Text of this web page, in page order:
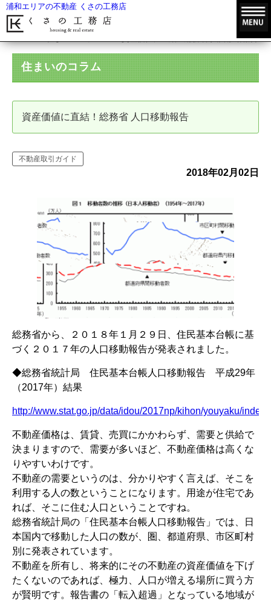
浦和エリアの不動産 くさの工務店
資産価値に直結！総務省 人口移動報告
住まいのコラム
資産価値に直結！総務省 人口移動報告
不動産取引ガイド
2018年02月02日
総務省から、２０１８年１月２９日、住民基本台帳に基
づく２０１７年の人口移動報告が発表されました。
◆総務省統計局 住民基本台帳人口移動報告 平成29年
（2017年）結果
http://www.stat.go.jp/data/idou/2017np/kihon/youyaku/
不動産価格は、賃貸、売買にかかわらず、需要と供給で
決まりますので、需要が多いほど、不動産価格は高くな
りやすいわけです。
不動産の需要というのは、分かりやすく言えば、そこを
利用する人の数ということになります。用途が住宅であ
れば、そこに住む人口ということですね。
総務省統計局の「住民基本台帳人口移動報告」では、日
本国内で移動した人口の数が、圏、都道府県、市区町村
別に発表されています。
不動産を所有し、将来的にその不動産の資産価値を下げ
たくないのであれば、極力、人口が増える場所に買う方
が賢明です。報告書の「転入超過」となっている地域が